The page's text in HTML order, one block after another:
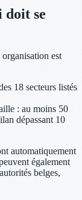
doit se
est
18 secteurs listés
: au moins 50
dépassant 10
automatiquement
également
belges,